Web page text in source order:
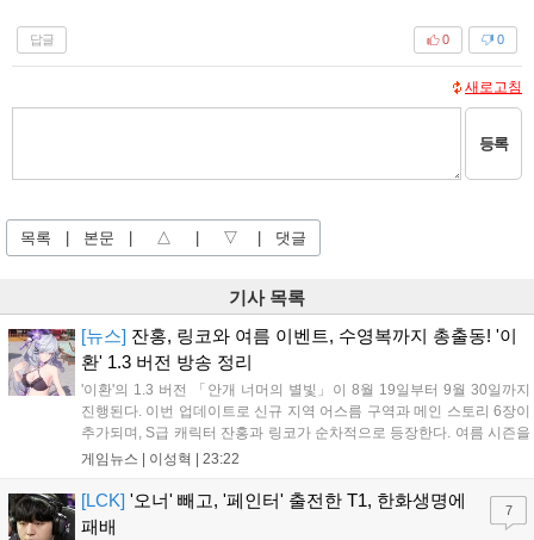
답글 0
0
새로고침
등록
목록 | 본문 | △ | ▽ | 댓글
기사 목록
[뉴스] 잔홍, 링코와 여름 이벤트, 수영복까지 총출동! '이
환' 1.3 버전 방송 정리
'이환'의 1.3 버전 「안개 너머의 별빛」이 8월 19일부터 9월 30일까지
진행된다. 이번 업데이트로 신규 지역 어스름 구역과 메인 스토리 6장이
추가되며, S급 캐릭터 잔홍과 링코가 순차적으로 등장한다. 여름 시즌을
맞아 비치발리볼, 수상 오토바이 등 다채로운 이벤트가 열리고, 캐릭터
가능한 교환 코드 3종이 제공되며, 상세 일정은 공식 채널을 통해 확인할
수 있다....
게임뉴스 | 이성혁 | 23:22
[LCK] '오너' 빼고, '페인터' 출전한 T1, 한화생명에
패배
7